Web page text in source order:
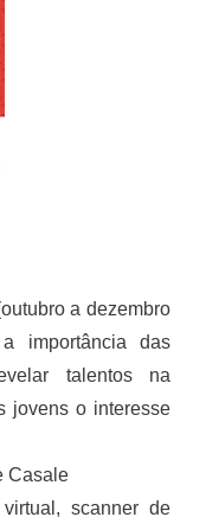
a dezembro
importância das
talentos na
jovens o interesse
Casale
scanner de